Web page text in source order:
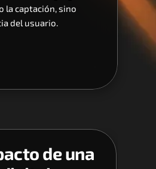
la captación, sino
del usuario.
de una